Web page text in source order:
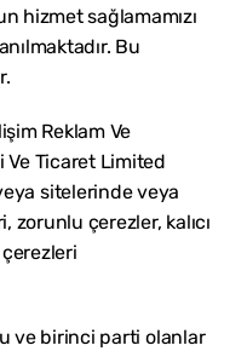
hizmet sağlamamızı
Bu
Reklam Ve
Ve Ticaret Limited
sitelerinde veya
çerezler, kalıcı
ve birinci parti olanlar